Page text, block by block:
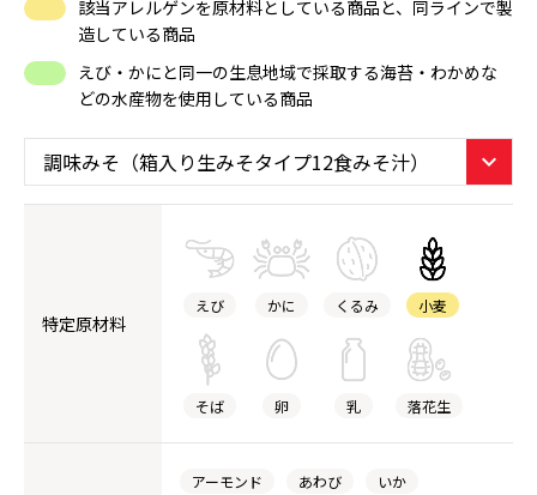
該当アレルゲンを原材料としている商品と、同ラインで製
造している商品
えび・かにと同一の生息地域で採取する海苔・わかめな
どの水産物を使用している商品
特定原材料
えび かに くるみ 小麦
そば 卵 乳 落花生
アーモンド あわび
いか